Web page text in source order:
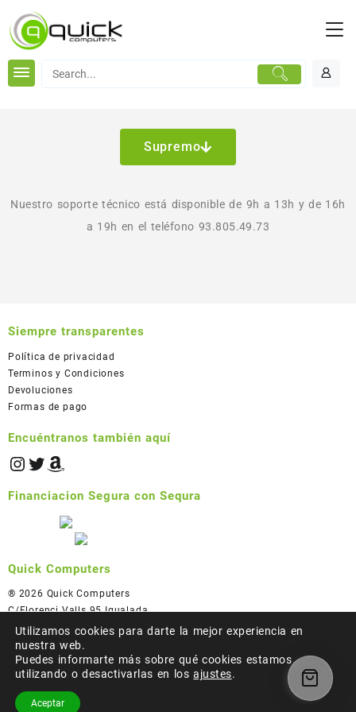
Supremo
Nuestro soporte técnico está disponible de 9h a 13h y de 16h
a 19h en el teléfono 93.805.49.73
Siempre transparentes
Política de privacidad
Terminos y Condiciones
Devoluciones
Formas de pago
Encuéntranos también aquí
Financiacion Segura con Sequra
Quick Computers
® 2026 Quick Computers
C/Florenci Valls 95 Igualada
93 805 49 73
info@quickcomputers.net
Quick Computers
Diseñado por
Utilizamos cookies para darte la mejor experiencia en
nuestra web.
Puedes informarte más sobre qué cookies estamos
utilizando o desactivarlas en losajustes.
Aceptar